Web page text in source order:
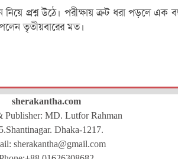
প্রশ্ন উঠে। পরীক্ষায় ত্রুট ধরা পড়লে এক
তৃতীয়বারের মত।
sherakantha.com
Publisher: MD. Lutfor Rahman
Dhaka-1217.
sherakantha@gmail.com